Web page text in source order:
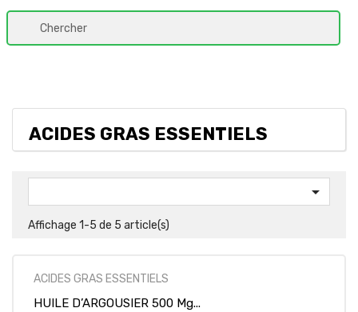
ACIDES GRAS ESSENTIELS

Affichage 1-5 de 5 article(s)
ACIDES GRAS ESSENTIELS
HUILE D’ARGOUSIER 500 Mg...